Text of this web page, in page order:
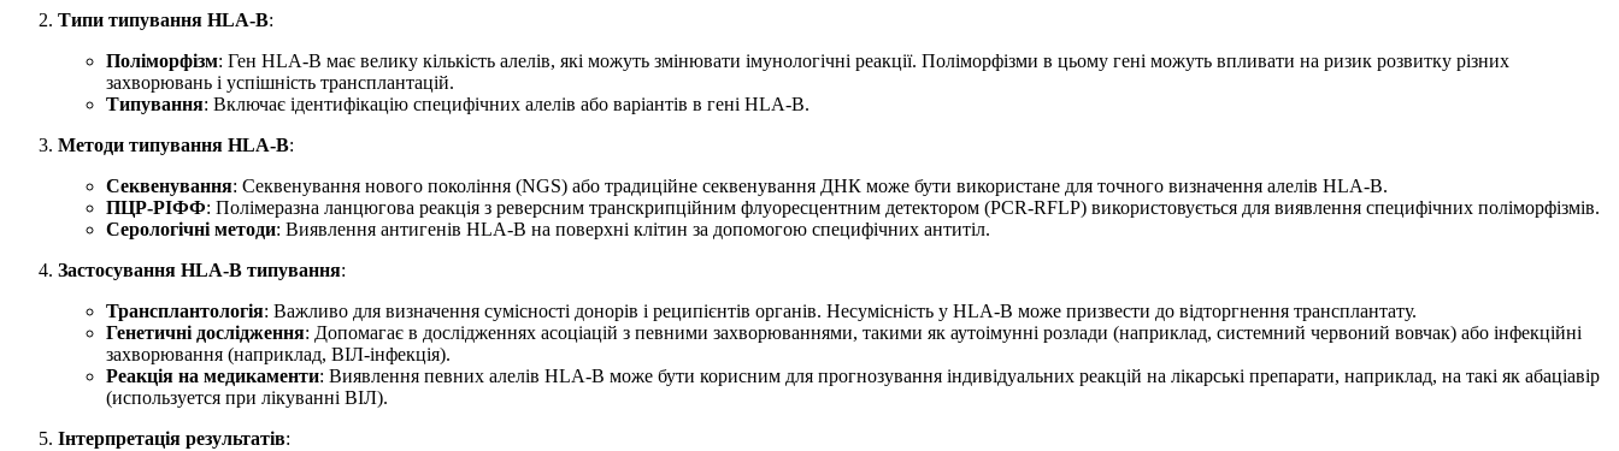
Типи типування HLA-B:
Поліморфізм: Ген HLA-B має велику кількість алелів, які можуть змінювати імунологічні реакції. Поліморфізми в цьому гені можуть впливати на ризик розвитку різних
захворювань і успішність трансплантацій.
Типування: Включає ідентифікацію специфічних алелів або варіантів в гені HLA-B.
Методи типування HLA-B:
Секвенування: Секвенування нового покоління (NGS) або традиційне секвенування ДНК може бути використане для точного визначення алелів HLA-B.
ПЦР-РІФФ: Полімеразна ланцюгова реакція з реверсним транскрипційним флуоресцентним детектором (PCR-RFLP) використовується для виявлення специфічних поліморфізмів.
Серологічні методи: Виявлення антигенів HLA-B на поверхні клітин за допомогою специфічних антитіл.
Застосування HLA-B типування:
Трансплантологія: Важливо для визначення сумісності донорів і реципієнтів органів. Несумісність у HLA-B може призвести до відторгнення трансплантату.
Генетичні дослідження: Допомагає в дослідженнях асоціацій з певними захворюваннями, такими як аутоімунні розлади (наприклад, системний червоний вовчак) або інфекційні
захворювання (наприклад, ВІЛ-інфекція).
Реакція на медикаменти: Виявлення певних алелів HLA-B може бути корисним для прогнозування індивідуальних реакцій на лікарські препарати, наприклад, на такі як абаціавір
(используется при лікуванні ВІЛ).
Інтерпретація результатів: